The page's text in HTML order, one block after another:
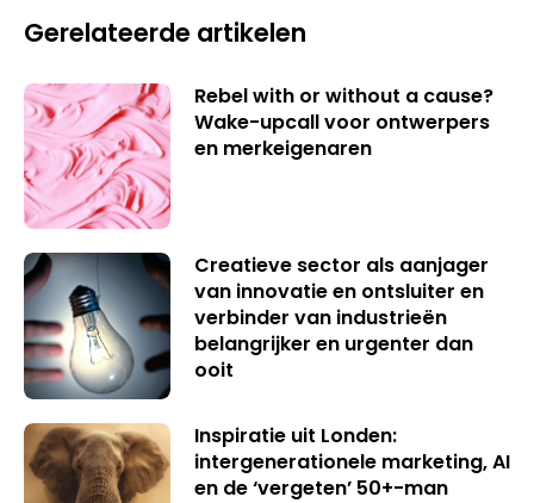
Gerelateerde artikelen
Rebel with or without a cause?
Wake-upcall voor ontwerpers
en merkeigenaren
Creatieve sector als aanjager
van innovatie en ontsluiter en
verbinder van industrieën
belangrijker en urgenter dan
ooit
Inspiratie uit Londen:
intergenerationele marketing, AI
en de ‘vergeten’ 50+-man